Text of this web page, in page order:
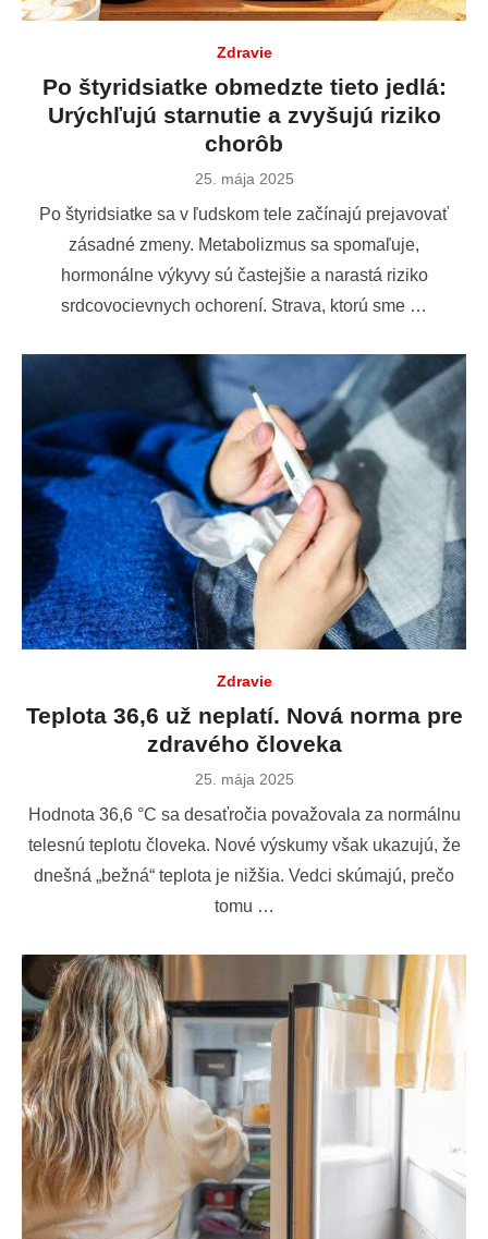
Zdravie
Po štyridsiatke obmedzte tieto jedlá:
Urýchľujú starnutie a zvyšujú riziko
chorôb
Publikované
25. mája 2025
Po štyridsiatke sa v ľudskom tele začínajú prejavovať
zásadné zmeny. Metabolizmus sa spomaľuje,
hormonálne výkyvy sú častejšie a narastá riziko
srdcovocievnych ochorení. Strava, ktorú sme …
Zdravie
Teplota 36,6 už neplatí. Nová norma pre
zdravého človeka
Publikované
25. mája 2025
Hodnota 36,6 °C sa desaťročia považovala za normálnu
telesnú teplotu človeka. Nové výskumy však ukazujú, že
dnešná „bežná“ teplota je nižšia. Vedci skúmajú, prečo
tomu …